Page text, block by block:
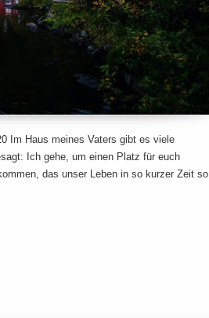
Im Haus meines Vaters gibt es viele
Ich gehe, um einen Platz für euch
das unser Leben in so kurzer Zeit so